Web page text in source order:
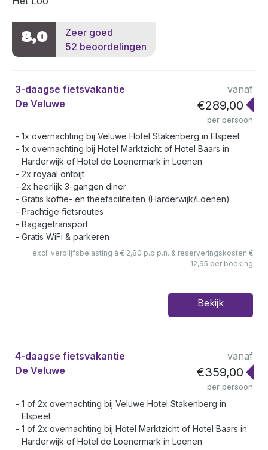
8,0
Zeer goed
52 beoordelingen
3-daagse fietsvakantie
De Veluwe
vanaf
€289,00
per persoon
1x overnachting bij Veluwe Hotel Stakenberg in Elspeet
1x overnachting bij Hotel Marktzicht of Hotel Baars in
Harderwijk of Hotel de Loenermark in Loenen
2x royaal ontbijt
2x heerlijk 3-gangen diner
Gratis koffie- en theefaciliteiten (Harderwijk/Loenen)
Prachtige fietsroutes
Bagagetransport
Gratis WiFi & parkeren
excl. verblijfsbelasting à € 2,80 p.p.p.n. & reserveringskosten €
12,95 per boeking
Bekijk
4-daagse fietsvakantie
De Veluwe
vanaf
€359,00
per persoon
1 of 2x overnachting bij Veluwe Hotel Stakenberg in
Elspeet
1 of 2x overnachting bij Hotel Marktzicht of Hotel Baars in
Harderwijk of Hotel de Loenermark in Loenen